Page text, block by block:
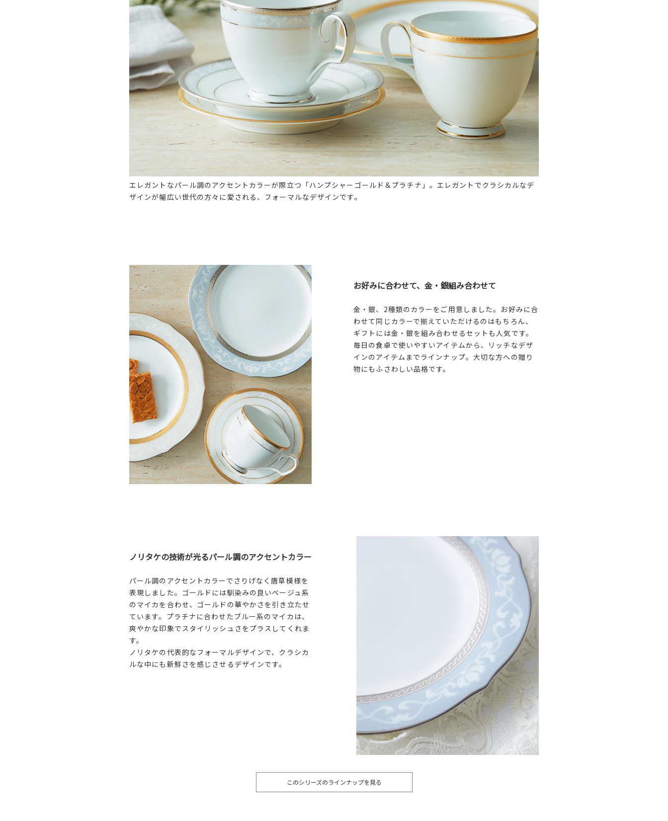
エレガントなパール調のアクセントカラーが際立つ「ハンプシャーゴールド＆プラチナ」。エレガントでクラシカルなデ
ザインが幅広い世代の方々に愛される、フォーマルなデザインです。
お好みに合わせて、金・銀組み合わせて
金・銀、2種類のカラーをご用意しました。お好みに合
わせて同じカラーで揃えていただけるのはもちろん、
ギフトには金・銀を組み合わせるセットも人気です。
毎日の食卓で使いやすいアイテムから、リッチなデザ
インのアイテムまでラインナップ。大切な方への贈り
物にもふさわしい品格です。
ノリタケの技術が光るパール調のアクセントカラー
パール調のアクセントカラーでさりげなく唐草模様を
表現しました。ゴールドには馴染みの良いベージュ系
のマイカを合わせ、ゴールドの華やかさを引き立たせ
ています。プラチナに合わせたブルー系のマイカは、
爽やかな印象でスタイリッシュさをプラスしてくれま
す。
ノリタケの代表的なフォーマルデザインで、クラシカ
ルな中にも新鮮さを感じさせるデザインです。
このシリーズのラインナップを見る